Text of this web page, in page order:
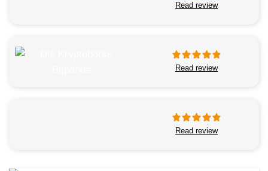
Read review
Read review
Read review